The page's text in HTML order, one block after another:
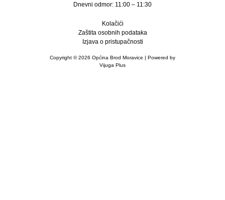
Dnevni odmor: 11:00 – 11:30
Kolačići
Zaštita osobnih podataka
Izjava o pristupačnosti
Copyright © 2026 Općina Brod Moravice | Powered by
Vijuga Plus